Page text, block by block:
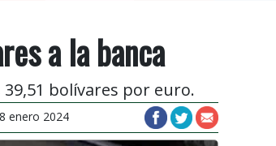
a la banca
bolívares por euro.
enero 2024